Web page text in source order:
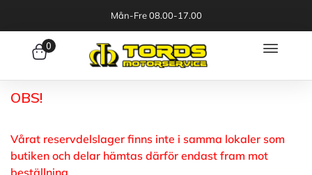
Mån-Fre 08.00-17.00
0
OBS!
Vårat reservdelslager finns inte i samma lokaler som
butiken och delar hämtas därför endast fram mot
beställning.